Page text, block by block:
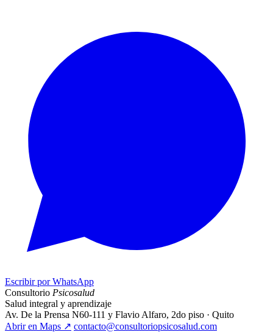
Escribir por WhatsApp
Consultorio Psicosalud
Salud integral y aprendizaje
Av. De la Prensa N60-111 y Flavio Alfaro, 2do piso · Quito
Abrir en Maps ↗ contacto@consultoriopsicosalud.com